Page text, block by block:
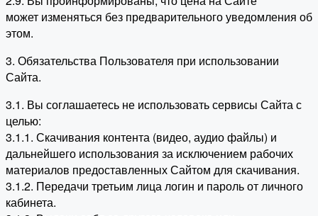
может изменяться без предварительного уведомления об
этом.
3. Обязательства Пользователя при использовании
Сайта.
3.1. Вы соглашаетесь не использовать сервисы Сайта с
целью:
3.1.1. Скачивания контента (видео, аудио файлы) и
дальнейшего использования за исключением рабочих
материалов предоставленных Сайтом для скачивания.
3.1.2. Передачи третьим лица логин и пароль от личного
кабинета.